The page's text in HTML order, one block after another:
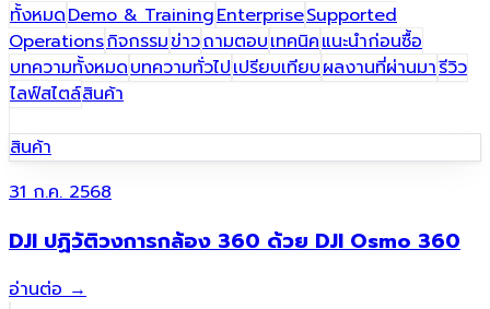
ทั้งหมดDemo & TrainingEnterpriseSupported
Operationsกิจกรรมข่าวถามตอบเทคนิคแนะนำก่อนซื้อ
บทความทั้งหมดบทความทั่วไปเปรียบเทียบผลงานที่ผ่านมา​รีวิว
ไลฟ์สไตล์สินค้า
สินค้า
31 ก.ค. 2568
DJI ปฏิวัติวงการกล้อง 360 ด้วย DJI Osmo 360
อ่านต่อ→